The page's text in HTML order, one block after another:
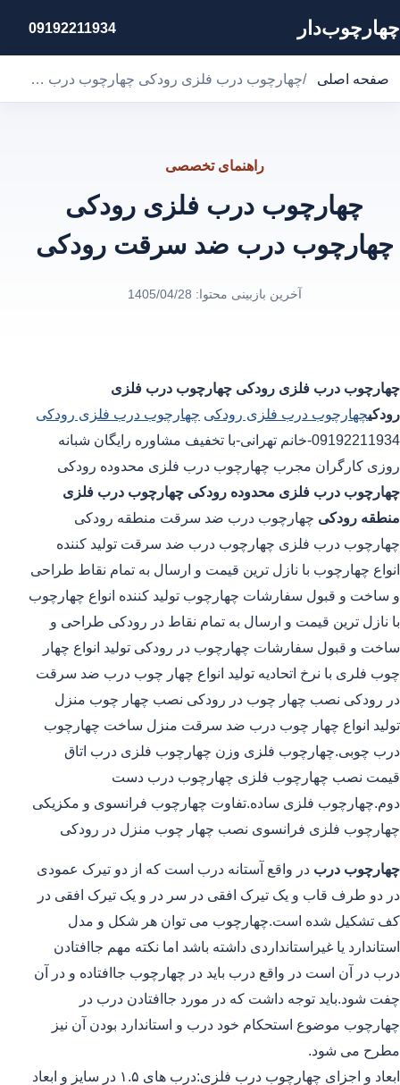
چهارچوب‌دار 09192211934
صفحه اصلی / چهارچوب درب فلزی رودکی چهارچوب درب ضد سرقت رودکی
راهنمای تخصصی
چهارچوب درب فلزی رودکی
چهارچوب درب ضد سرقت رودکی
آخرین بازبینی محتوا: 1405/04/28
چهارچوب درب فلزی رودکی چهارچوب درب فلزی
رودکیچهارچوب درب فلزی رودکی چهارچوب درب فلزی رودکی
09192211934-خانم تهرانی-با تخفیف مشاوره رایگان شبانه
روزی کارگران مجرب چهارچوب درب فلزی محدوده رودکی
چهارچوب درب فلزی محدوده رودکی چهارچوب درب فلزی
منطقه رودکی چهارچوب درب ضد سرقت منطقه رودکی
چهارچوب درب فلزی چهارچوب درب ضد سرقت تولید کننده
انواع چهارچوب با نازل ترین قیمت و ارسال به تمام نقاط طراحی
و ساخت و قبول سفارشات چهارچوب تولید کننده انواع چهارچوب
با نازل ترین قیمت و ارسال به تمام نقاط در رودکی طراحی و
ساخت و قبول سفارشات چهارچوب در رودکی تولید انواع چهار
چوب فلری با نرخ اتحادیه تولید انواع چهار چوب درب ضد سرقت
در رودکی نصب چهار چوب در رودکی نصب چهار چوب منزل
تولید انواع چهار چوب درب ضد سرقت منزل ساخت چهارچوب
درب چوبی.چهارچوب فلزی وزن چهارچوب فلزی درب اتاق
قیمت نصب چهارچوب فلزی چهارچوب درب دست
دوم.چهارچوب فلزی ساده.تفاوت چهارچوب فرانسوی و مکزیکی
چهارچوب فلزی فرانسوی نصب چهار چوب منزل در رودکی
چهارچوب درب در واقع آستانه درب است که از دو تیرک عمودی
در دو طرف قاب و یک تیرک افقی در سر در و یک تیرک افقی در
کف تشکیل شده است.چهارچوب می توان هر شکل و مدل
استاندارد یا غیراستانداردی داشته باشد اما نکته مهم جاافتادن
درب در آن است در واقع درب باید در چهارچوب جاافتاده و در آن
چفت شود.باید توجه داشت که در مورد جاافتادن درب در
چهارچوب موضوع استحکام خود درب و استاندارد بودن آن نیز
مطرح می شود.
ابعاد و اجزای چهارچوب درب فلزی:درب های ۱.۵ در سایز و ابعاد